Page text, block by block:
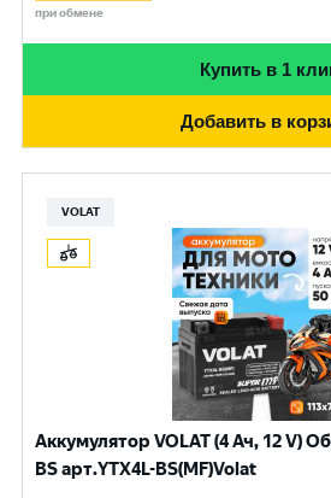
при обмене
Купить в 1
Добавить в
VOLAT
Аккумулятор VOLAT (4 Ач, 12 V)
BS арт.YTX4L-BS(MF)Volat